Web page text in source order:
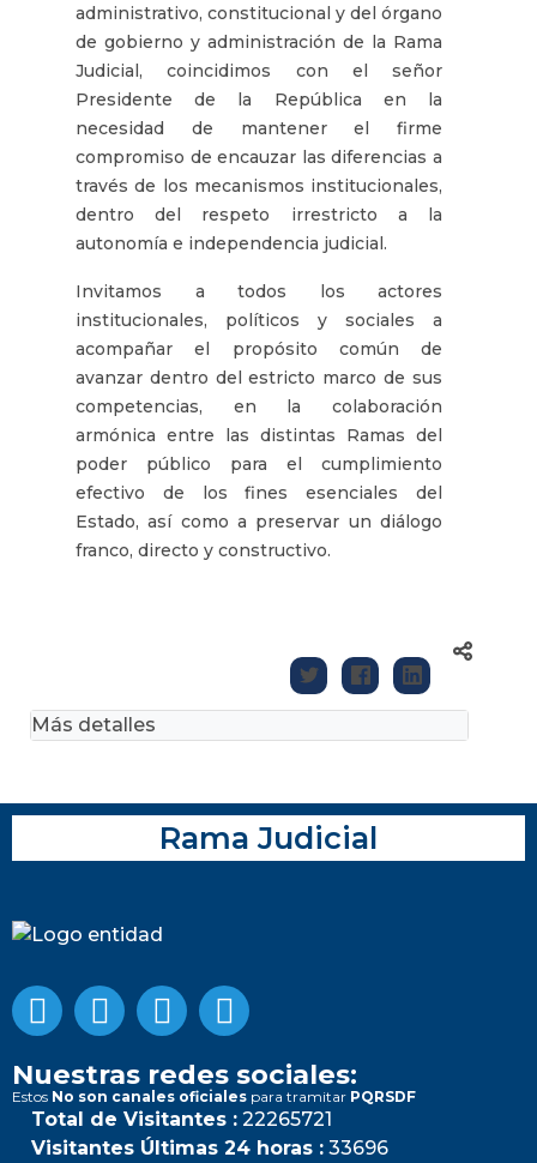
administrativo, constitucional y del órgano
de gobierno y administración de la Rama
Judicial, coincidimos con el señor
Presidente de la República en la
necesidad de mantener el firme
compromiso de encauzar las diferencias a
través de los mecanismos institucionales,
dentro del respeto irrestricto a la
autonomía e independencia judicial.
Invitamos a todos los actores
institucionales, políticos y sociales a
acompañar el propósito común de
avanzar dentro del estricto marco de sus
competencias, en la colaboración
armónica entre las distintas Ramas del
poder público para el cumplimiento
efectivo de los fines esenciales del
Estado, así como a preservar un diálogo
franco, directo y constructivo.
Más detalles
Rama Judicial
Nuestras redes sociales:
Estos No son canales oficiales para tramitar PQRSDF
Total de Visitantes : 22265721
Visitantes Últimas 24 horas : 33696